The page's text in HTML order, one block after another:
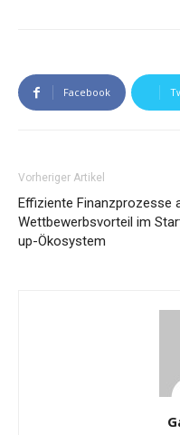
Facebook
Vorheriger Artikel
Effiziente Finanzprozesse
Wettbewerbsvorteil im
up-Ökosystem